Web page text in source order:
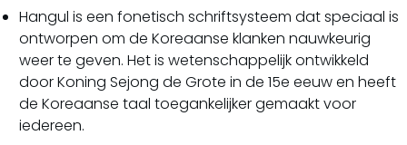
Hangul is een fonetisch schriftsysteem dat speciaal is
ontworpen om de Koreaanse klanken nauwkeurig
weer te geven. Het is wetenschappelijk ontwikkeld
door Koning Sejong de Grote in de 15e eeuw en heeft
de Koreaanse taal toegankelijker gemaakt voor
iedereen.